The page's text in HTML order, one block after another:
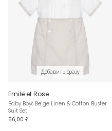
Добавить сразу
Emile et Rose
Baby Boys Beige Linen & Cotton Buster
Suit Set
56,00 £